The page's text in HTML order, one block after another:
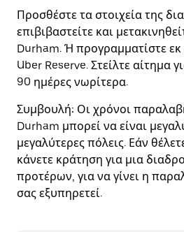
Προσθέστε τα στοιχεία της
επιβιβαστείτε και
Durham. Ή προγραμματίστε
Uber Reserve. Στείλτε αίτημα
90 ημέρες νωρίτερα.
Συμβουλή: Οι χρόνοι
Durham μπορεί να είναι
μεγαλύτερες πόλεις. Εάν
κάνετε κράτηση για μια
προτέρων, για να γίνει η
σας εξυπηρετεί.